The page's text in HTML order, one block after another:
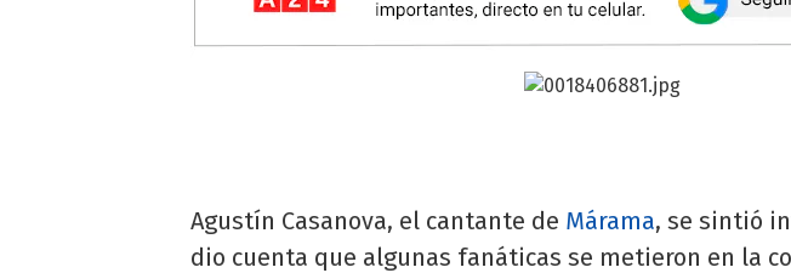
Agustín Casanova, el cantante de Márama, se sintió
dio cuenta que algunas fanáticas se metieron en la